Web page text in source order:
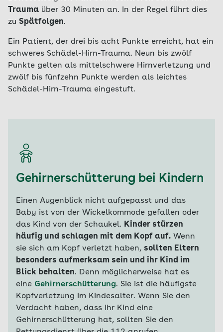
Trauma über 30 Minuten an. In der Regel führt dies
zu Spätfolgen.
Ein Patient, der drei bis acht Punkte erreicht, hat ein
schweres Schädel-Hirn-Trauma. Neun bis zwölf
Punkte gelten als mittelschwere Hirnverletzung und
zwölf bis fünfzehn Punkte werden als leichtes
Schädel-Hirn-Trauma eingestuft.
Gehirnerschütterung bei Kindern
Einen Augenblick nicht aufgepasst und das
Baby ist von der Wickelkommode gefallen oder
das Kind von der Schaukel. Kinder stürzen
häufig und schlagen mit dem Kopf auf. Wenn
sie sich am Kopf verletzt haben, sollten Eltern
besonders aufmerksam sein und ihr Kind im
Blick behalten. Denn möglicherweise hat es
eine Gehirnerschütterung. Sie ist die häufigste
Kopfverletzung im Kindesalter. Wenn Sie den
Verdacht haben, dass Ihr Kind eine
Gehirnerschütterung hat, sollten Sie den